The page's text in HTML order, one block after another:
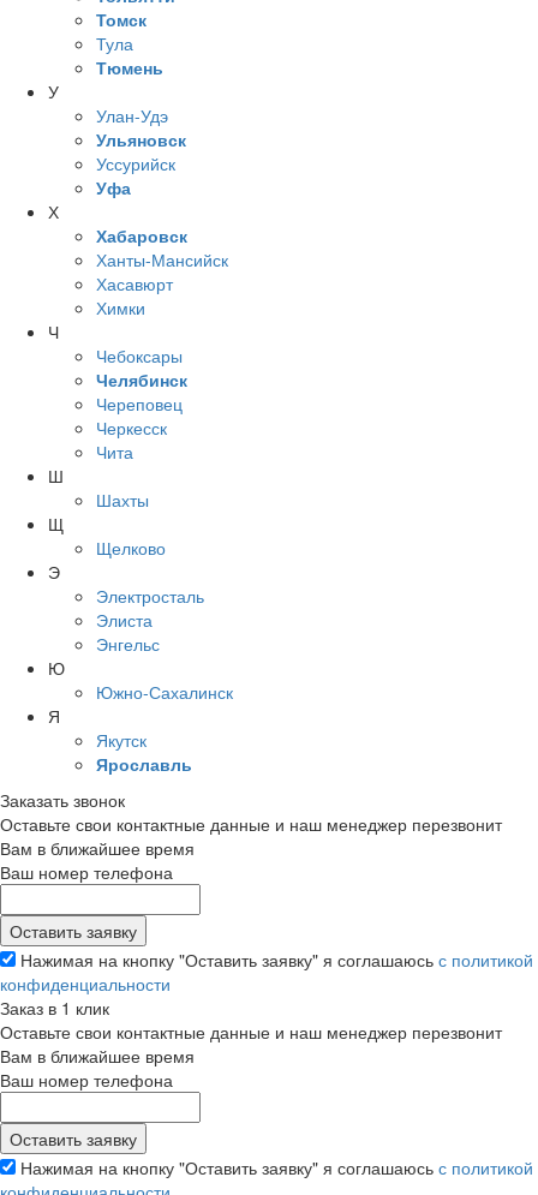
Томск
Тула
Тюмень
У
Улан-Удэ
Ульяновск
Уссурийск
Уфа
Х
Хабаровск
Ханты-Мансийск
Хасавюрт
Химки
Ч
Чебоксары
Челябинск
Череповец
Черкесск
Чита
Ш
Шахты
Щ
Щелково
Э
Электросталь
Элиста
Энгельс
Ю
Южно-Сахалинск
Я
Якутск
Ярославль
Заказать звонок
Оставьте свои контактные данные и наш менеджер перезвонит
Вам в ближайшее время
Ваш номер телефона
Нажимая на кнопку "Оставить заявку" я соглашаюсь с политикой
конфиденциальности
Заказ в 1 клик
Оставьте свои контактные данные и наш менеджер перезвонит
Вам в ближайшее время
Ваш номер телефона
Нажимая на кнопку "Оставить заявку" я соглашаюсь с политикой